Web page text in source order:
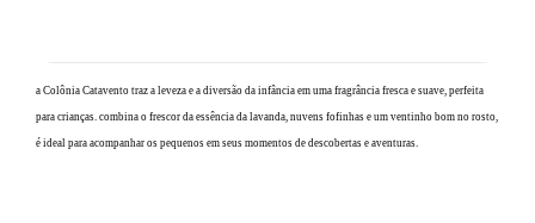
a Colônia Catavento traz a leveza e a diversão da infância em uma fragrância fresca e suave, perfeita
para crianças. combina o frescor da essência da lavanda, nuvens fofinhas e um ventinho bom no rosto,
é ideal para acompanhar os pequenos em seus momentos de descobertas e aventuras.